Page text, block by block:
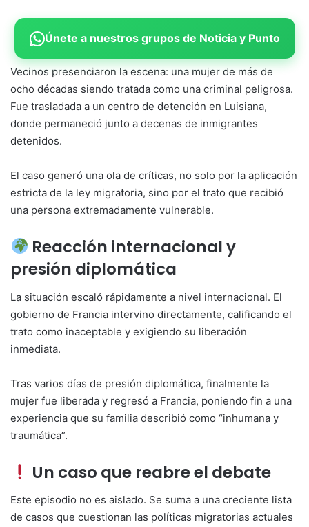
Únete a nuestros grupos de Noticia y Punto
Vecinos presenciaron la escena: una mujer de más de
ocho décadas siendo tratada como una criminal peligrosa.
Fue trasladada a un centro de detención en Luisiana,
donde permaneció junto a decenas de inmigrantes
detenidos.
El caso generó una ola de críticas, no solo por la aplicación
estricta de la ley migratoria, sino por el trato que recibió
una persona extremadamente vulnerable.
Reacción internacional y
presión diplomática
La situación escaló rápidamente a nivel internacional. El
gobierno de Francia intervino directamente, calificando el
trato como inaceptable y exigiendo su liberación
inmediata.
Tras varios días de presión diplomática, finalmente la
mujer fue liberada y regresó a Francia, poniendo fin a una
experiencia que su familia describió como “inhumana y
traumática”.
Un caso que reabre el debate
Este episodio no es aislado. Se suma a una creciente lista
de casos que cuestionan las políticas migratorias actuales